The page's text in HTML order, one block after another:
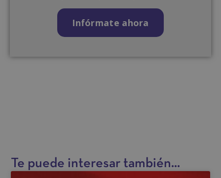
Infórmate ahora
Te puede interesar también...